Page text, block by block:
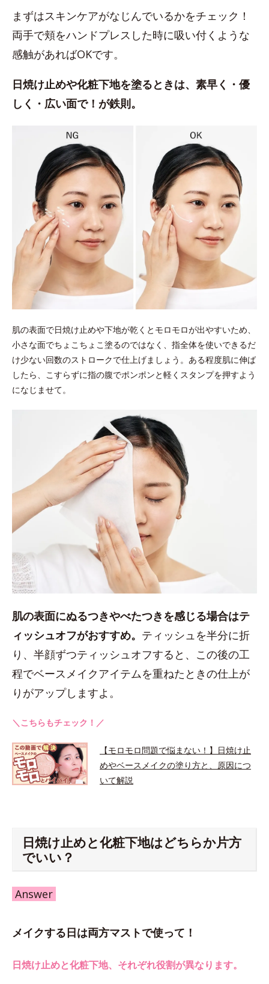
まずはスキンケアがなじんでいるかをチェック！
両手で頬をハンドプレスした時に吸い付くような
感触があればOKです。
日焼け止めや化粧下地を塗るときは、素早く・優
しく・広い面で！が鉄則。
肌の表面で日焼け止めや下地が乾くとモロモロが出やすいため、
小さな面でちょこちょこ塗るのではなく、指全体を使いできるだ
け少ない回数のストロークで仕上げましょう。ある程度肌に伸ば
したら、こすらずに指の腹でポンポンと軽くスタンプを押すよう
になじませて。
肌の表面にぬるつきやべたつきを感じる場合はテ
ィッシュオフがおすすめ。 ティッシュを半分に折
り、半顔ずつティッシュオフすると、この後の工
程でベースメイクアイテムを重ねたときの仕上が
りがアップしますよ。
＼こちらもチェック！／
【モロモロ問題で悩まない！】日焼け止
めやベースメイクの塗り方と、原因につ
いて解説
日焼け止めと化粧下地はどちらか片方
でいい？
Answer
メイクする日は両方マストで使って！
日焼け止めと化粧下地、それぞれ役割が異なります。